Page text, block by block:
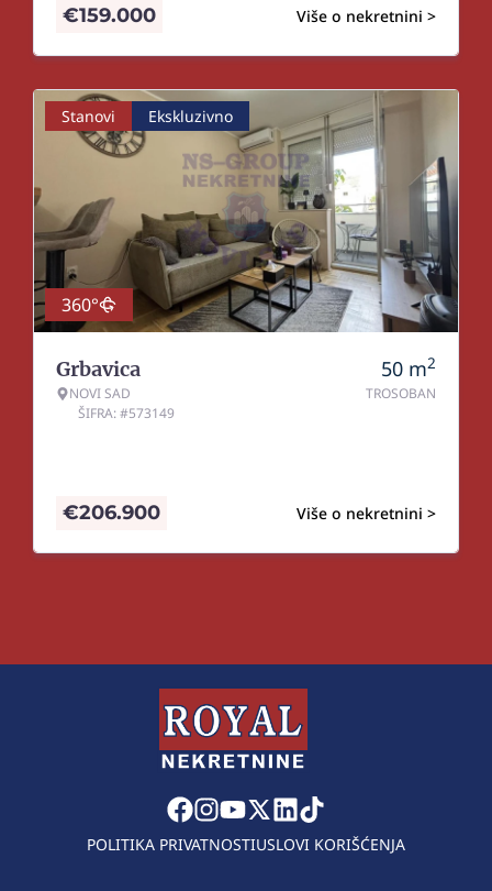
Više o nekretnini >
€159.000
Stanovi Ekskluzivno
360°
Grbavica
NOVI SAD
ŠIFRA: #573149
50 m2
TROSOBAN
Više o nekretnini >
€206.900
POLITIKA PRIVATNOSTIUSLOVI KORIŠĆENJA